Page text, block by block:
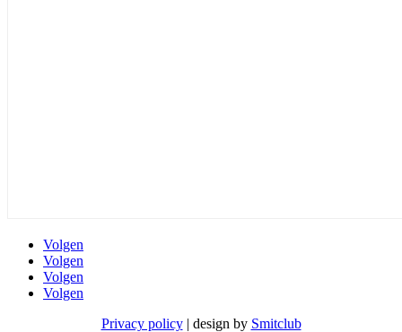
Volgen
Volgen
Volgen
Volgen
Privacy policy| design by Smitclub